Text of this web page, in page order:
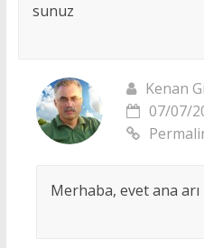
sunuz
Kenan
07/07/
Merhaba, evet ana arı